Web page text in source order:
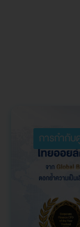
การกำกั